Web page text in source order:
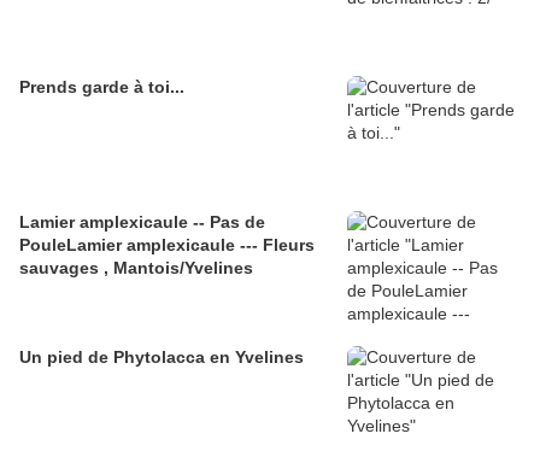
Prends garde à toi...
Lamier amplexicaule -- Pas de
PouleLamier amplexicaule --- Fleurs
sauvages , Mantois/Yvelines
Un pied de Phytolacca en Yvelines